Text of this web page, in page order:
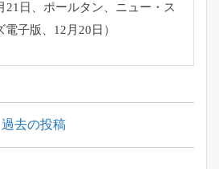
21日、ポールタン、ニュー・ス
電子版、12月20日）
過去の投稿